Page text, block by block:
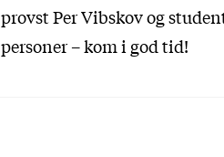
provst Per Vibskov og
personer – kom i god tid!